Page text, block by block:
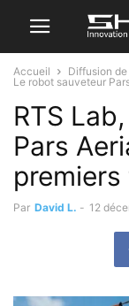
Accueil Diffusion
Le robot sauveteur
RTS
Pars
Par David L. - 12